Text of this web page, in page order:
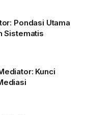
Pondasi Utama
Sistematis
Kunci